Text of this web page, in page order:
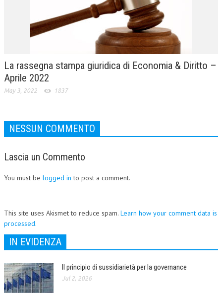
La rassegna stampa giuridica di Economia & Diritto –
Aprile 2022
May 3, 2022 1837
NESSUN COMMENTO
Lascia un Commento
You must be logged in to post a comment.
This site uses Akismet to reduce spam. Learn how your comment data is
processed.
IN EVIDENZA
Il principio di sussidiarietà per la governance
Jul 2, 2026